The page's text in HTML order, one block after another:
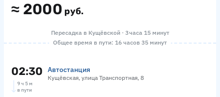
≈ 2000 руб.
Пересадка в Кущёвской · 3 часа 15 минут
Общее время в пути: 16 часов 35 минут
02:30 Автостанция
Кущёвская, улица Транспортная, 8
9 ч 5 м
в пути